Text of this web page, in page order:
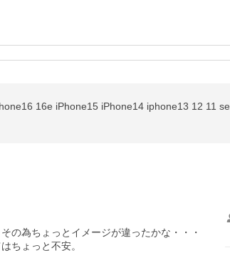
16e iPhone15 iPhone14 iphone13 12 11
の為ちょっとイメージが違ったかな・・・
ちょっと不安。